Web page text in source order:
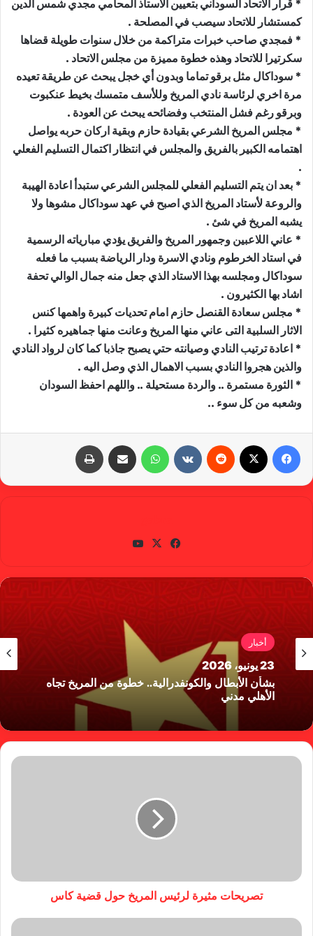
* قرار الاتحاد السوداني بتعيين الاستاذ المحامي مجدي شمس الدين
كمستشار للاتحاد سيصب في المصلحة .
* فمجدي صاحب خبرات متراكمة من خلال سنوات طويلة قضاها
سكرتيرا للاتحاد وهذه خطوة مميزة من مجلس الاتحاد .
* سوداكال مثل برقو تماما وبدون أي خجل يبحث عن طريقة تعيده
مرة اخري لرئاسة نادي المريخ وللأسف متمسك بخيط عنكبوت
وبرقو رغم فشل المنتخب وفضائحه يبحث عن العودة .
* مجلس المريخ الشرعي بقيادة حازم وبقية اركان حربه يواصل
اهتمامه الكبير بالفريق والمجلس في انتظار اكتمال التسليم الفعلي
.
* بعد ان يتم التسليم الفعلي للمجلس الشرعي ستبدأ اعادة الهيبة
والروعة لأستاد المريخ الذي اصبح في عهد سوداكال مشوها ولا
يشبه المريخ في شئ .
* عاني اللاعبين وجمهور المريخ والفريق يؤدي مبارياته الرسمية
في استاد الخرطوم ونادي الاسرة ودار الرياضة بسبب ما فعله
سوداكال ومجلسه بهذا الاستاد الذي جعل منه جمال الوالي تحفة
اشاد بها الكثيرون .
* مجلس سعادة القنصل حازم امام تحديات كبيرة واهمها كنس
الاثار السلبية التى عاني منها المريخ وعانت منها جماهيره كثيرا .
* اعادة ترتيب النادي وصيانته حتي يصبح جاذبا كما كان لرواد النادي
والذين هجروا النادي بسبب الاهمال الذي وصل اليه .
* الثورة مستمرة .. والردة مستحيلة .. واللهم احفظ السودان
وشعبه من كل سوء ..
واتساب
في
وك
X
أخبار
23 يونيو، 2026
بشأن الأبطال والكونفدرالية.. خطوة من المريخ تجاه
الأهلي مدني
تصريحات مثيرة لرئيس المريخ حول قضية كاس